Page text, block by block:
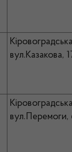
вул.Казакова,
вул.Перемоги,